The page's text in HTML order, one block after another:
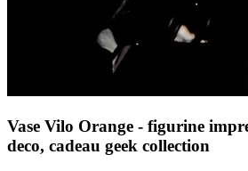
Vase Vilo Orange - figurine
deco, cadeau geek collection